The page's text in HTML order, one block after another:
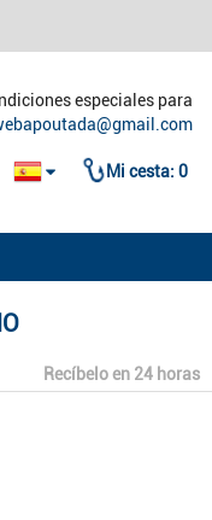
especiales para
Mi cesta: 0
Recíbelo en 24 horas